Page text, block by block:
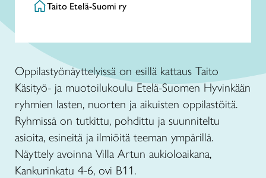
Taito Etelä-Suomi ry
Oppilastyönäyttelyissä on esillä kattaus Taito
Käsityö- ja muotoilukoulu Etelä-Suomen Hyvinkään
ryhmien lasten, nuorten ja aikuisten oppilastöitä.
Ryhmissä on tutkittu, pohdittu ja suunniteltu
asioita, esineitä ja ilmiöitä teeman ympärillä.
Näyttely avoinna Villa Artun aukioloaikana,
Kankurinkatu 4-6, ovi B11.